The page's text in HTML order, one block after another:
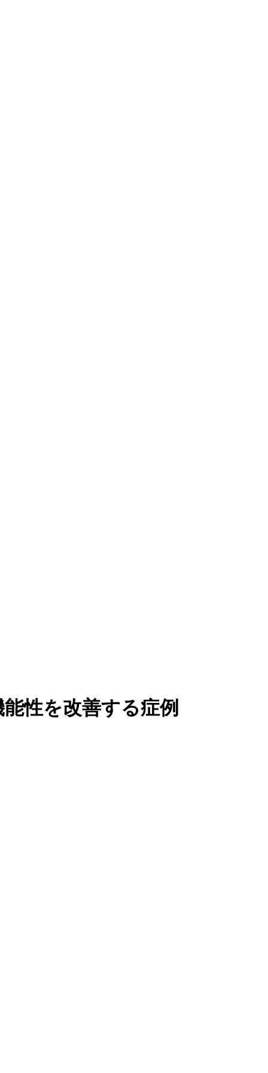
性を改善する症例